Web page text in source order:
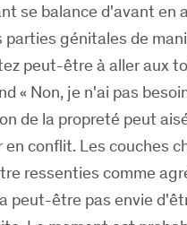
se balance d'avant en
parties génitales de
peut-être à aller aux
« Non, je n'ai pas
de la propreté peut
en conflit. Les couches
ressenties comme
peut-être pas envie